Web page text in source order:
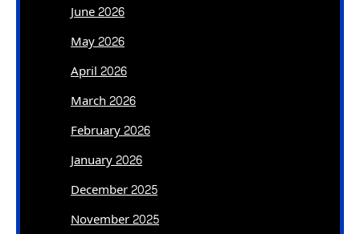
June 2026
May 2026
April 2026
March 2026
February 2026
January 2026
December 2025
November 2025